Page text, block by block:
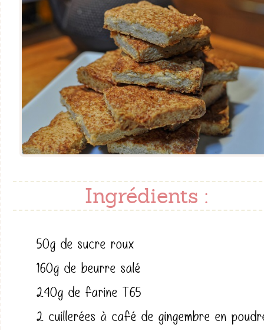
Ingrédients :
50g de sucre roux
160g de beurre salé
240g de farine T65
2 cuillerées à café de gingembre en